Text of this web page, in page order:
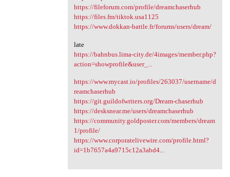
https://fileforum.com/profile/dreamchaserhub
https://files.fm/tiktok.usa1125
https://www.dokkan-battle.fr/forums/users/dream/
late
https://bahnbus.lima-city.de/4images/member.php?
action=showprofile&user_...
https://www.mycast.io/profiles/263037/username/d
reamchaserhub
https://git.guildofwriters.org/Dream-chaserhub
https://desksnear.me/users/dreamchaserhub
https://community.goldposter.com/members/dream
1/profile/
https://www.corporatelivewire.com/profile.html?
id=1b7657a4a9715c12a3abd4...